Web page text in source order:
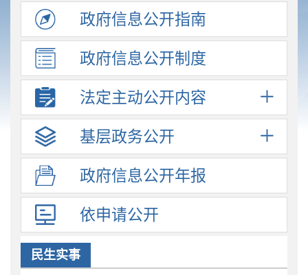
政府信息公开指南
政府信息公开制度
法定主动公开内容
基层政务公开
政府信息公开年报
依申请公开
民生实事